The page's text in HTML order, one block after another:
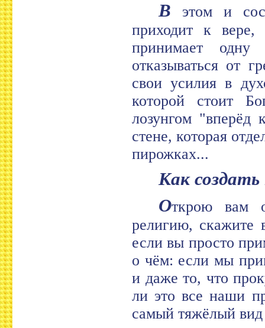
В этом и
приходит к
принимает
отказываться от
свои усилия в
которой стоит
лозунгом "вперёд
стене, которая
пирожках...
Как
Открою вам
религию, скажите
если вы просто
о чём: если мы
и даже то, что
ли это все наши
самый тяжёлый